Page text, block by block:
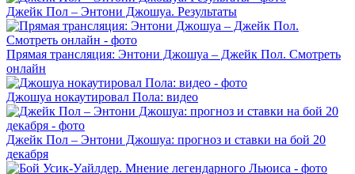
Джейк Пол – Энтони Джошуа. Результаты
Прямая трансляция: Энтони Джошуа – Джейк Пол. Смотреть
онлайн
Джошуа нокаутировал Пола: видео
Джейк Пол – Энтони Джошуа: прогноз и ставки на бой 20
декабря